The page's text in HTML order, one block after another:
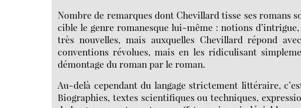
Nombre de remarques dont Chevillard tisse ses romans
cible le genre romanesque lui-même : notions
très nouvelles, mais auxquelles Chevillard répond
conventions révolues, mais en les ridiculisant
démontage du roman par le roman.
Au-delà cependant du langage strictement littéraire,
Biographies, textes scientifiques ou techniques,